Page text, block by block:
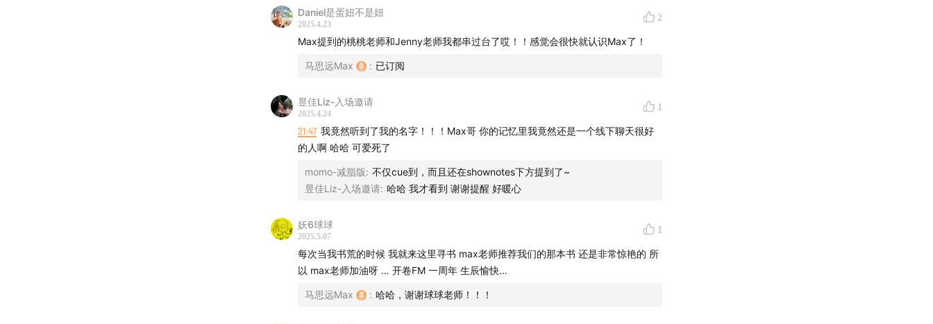
避坑指南；
身永远比书里的故事更精彩”。
本期音乐是制作人Max特别喜欢的 《the sound of silence》
：做播客是一件长期主义的事，一开始我只给自己两个硬性指标。
的单集：关于意识的一切
：流量来袭，最大感受竟是焦虑。
：雨中筛子理论——好运并非好事，反而让我无所适从。最后自洽于“但行
Daniel是蛋妞不是妞
2025.4.23
2
Max提到的桃桃老师和Jenny老师我都串过台了哎！！感觉会很快就认识Max了！
马思远Max : 已订阅
昱佳Liz-入场邀请
2025.4.24
1
21:47 我竟然听到了我的名字！！！Max哥 你的记忆里我竟然还是一个线下聊天很好
的人啊 哈哈 可爱死了
momo-减脂版: 不仅cue到，而且还在shownotes下方提到了~
昱佳Liz-入场邀请: 哈哈 我才看到 谢谢提醒 好暖心
妖6球球
2025.5.07
1
每次当我书荒的时候 我就来这里寻书 max老师推荐我们的那本书 还是非常惊艳的 所
以 max老师加油呀 … 开卷FM 一周年 生辰愉快…
马思远Max : 哈哈，谢谢球球老师！！！